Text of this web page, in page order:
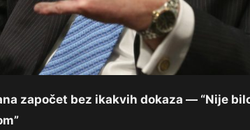
započet bez ikakvih dokaza — “Nije